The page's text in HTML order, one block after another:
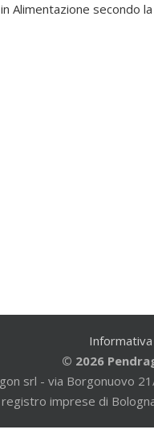
Alimentazione secondo
© 2026
srl - via Borgonuovo
imprese di